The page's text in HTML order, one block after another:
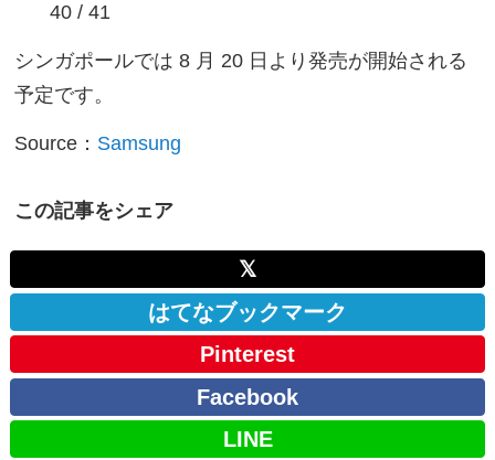
40 / 41
シンガポールでは 8 月 20 日より発売が開始される
予定です。
Source： Samsung
この記事をシェア
𝕏
はてなブックマーク
Pinterest
Facebook
LINE